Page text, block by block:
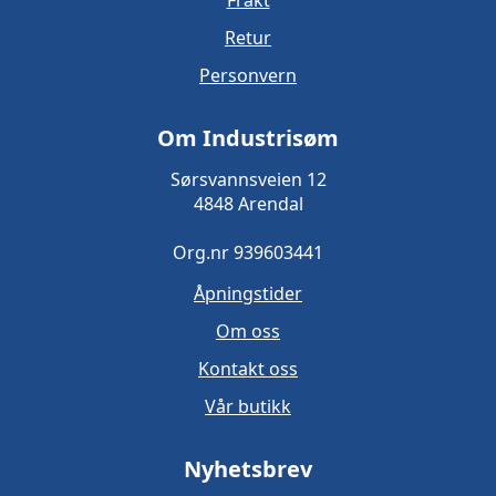
Retur
Personvern
Om Industrisøm
Sørsvannsveien 12
4848 Arendal
Org.nr 939603441
Åpningstider
Om oss
Kontakt oss
Vår butikk
Nyhetsbrev